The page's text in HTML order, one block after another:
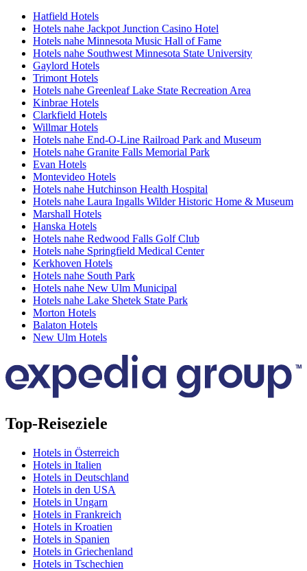
Hatfield Hotels
Hotels nahe Jackpot Junction Casino Hotel
Hotels nahe Minnesota Music Hall of Fame
Hotels nahe Southwest Minnesota State University
Gaylord Hotels
Trimont Hotels
Hotels nahe Greenleaf Lake State Recreation Area
Kinbrae Hotels
Clarkfield Hotels
Willmar Hotels
Hotels nahe End-O-Line Railroad Park and Museum
Hotels nahe Granite Falls Memorial Park
Evan Hotels
Montevideo Hotels
Hotels nahe Hutchinson Health Hospital
Hotels nahe Laura Ingalls Wilder Historic Home & Museum
Marshall Hotels
Hanska Hotels
Hotels nahe Redwood Falls Golf Club
Hotels nahe Springfield Medical Center
Kerkhoven Hotels
Hotels nahe South Park
Hotels nahe New Ulm Municipal
Hotels nahe Lake Shetek State Park
Morton Hotels
Balaton Hotels
New Ulm Hotels
Top-Reiseziele
Hotels in Österreich
Hotels in Italien
Hotels in Deutschland
Hotels in den USA
Hotels in Ungarn
Hotels in Frankreich
Hotels in Kroatien
Hotels in Spanien
Hotels in Griechenland
Hotels in Tschechien